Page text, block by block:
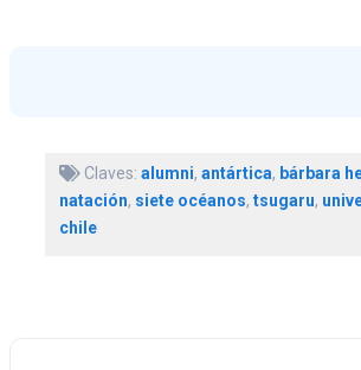
Claves: alumni, antártica, bárbara
natación, siete océanos, tsugaru,
chile